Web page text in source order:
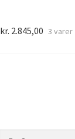
kr. 2.845,00 3 varer